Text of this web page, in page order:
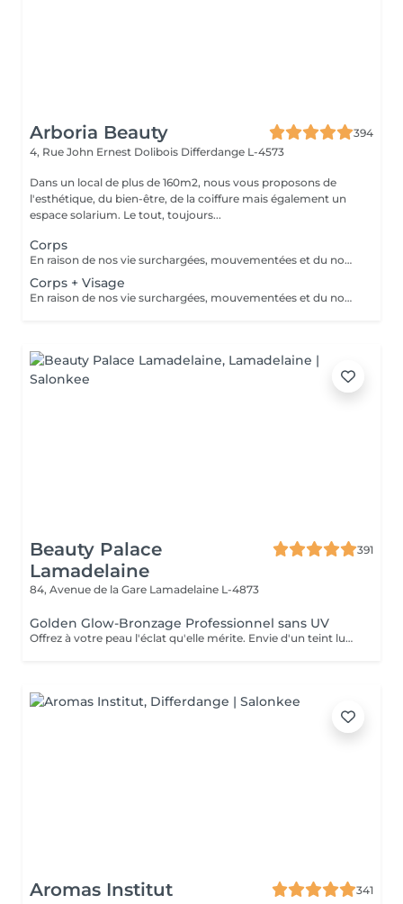
Arboria Beauty
394
4, Rue John Ernest Dolibois Differdange L-4573
Dans un local de plus de 160m2, nous vous proposons de
l'esthétique, du bien-être, de la coiffure mais également un
espace solarium. Le tout, toujours...
Corps
En raison de nos vie surchargées, mouvementées et du nombre limité d'heures d'ensoleillement dans notre région, il est souvent difficile de conserver de manière saine le teint hâlé et la bonne mine des vacances. Et lorsque le soleil se montre facilement, il faut alors tenir compte des dangers des rayons UV. Voici ce qui nous a motivés à developper le produit 'Natural Taming Spray' une manière simple, saine et sûre d'avoir un bronzage naturel et uniforme toute l'année :)
Corps + Visage
En raison de nos vie surchargées, mouvementées et du nombre limité d'heures d'ensoleillement dans notre région, il est souvent difficile de conserver de manière saine le teint hâlé et la bonne mine des vacances. Et lorsque le soleil se montre facilement, il faut alors tenir compte des dangers des rayons UV. Voici ce qui nous a motivés à developper le produit 'Natural Taming Spray' une manière simple, saine et sûre d'avoir un bronzage naturel et uniforme toute l'année :)
Beauty Palace
Lamadelaine
391
84, Avenue de la Gare Lamadelaine L-4873
Golden Glow-Bronzage Professionnel sans UV
Offrez à votre peau l'éclat qu'elle mérite. Envie d'un teint lumineux et d'un effet retour de vacances toute l'année ? Le Golden Glow est un spray tanning professionnel qui sublime votre peau en quelques minutes seulement. Un bronzage sur mesure, naturel ou intense selon vos envies, sans exposition aux UV. - Glow immédiat - Teint uniforme et lumineux - Silhouette visuellement sublimée - Idéal avant événement, vacances ou shooting Chaque séance est personnalisée selon votre carnation et l'intensité souhaitée afin de garantir un résultat harmonieux et élégant, sans effet artificiel. !!! Prévoir des vêtements amples et foncés (noirs de préférence) après la séance !!! Important Préparation de la peau Pour un résultat optimal, un gommage doit être réalisé 24h avant la séance de tanning. Si vous souhaitez réserver un Tanning + Gommage, merci de nous appeler directement afin d'organiser le gommage 24h à l'avance et garantir un résultat uniforme et durable.
Aromas Institut
341